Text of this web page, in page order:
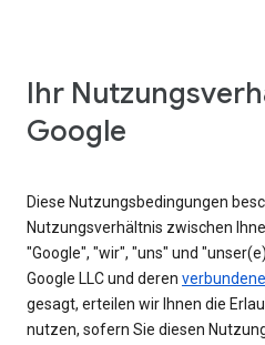
Ihr
Google
Diese Nutzungsbedingungen
Nutzungsverhältnis zwischen
"Google", "wir", "uns" und
Google LLC und deren
gesagt, erteilen wir Ihnen die
nutzen, sofern Sie diesen